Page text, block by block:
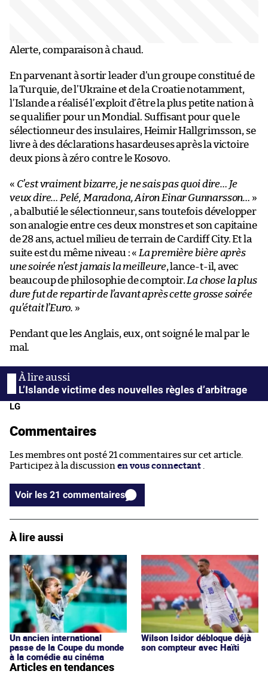
Alerte, comparaison à chaud.
En parvenant à sortir leader d’un groupe constitué de
la Turquie, de l’Ukraine et de la Croatie notamment,
l’Islande a réalisé l’exploit d’être la plus petite nation à
se qualifier pour un Mondial. Suffisant pour que le
sélectionneur des insulaires, Heimir Hallgrimsson, se
livre à des déclarations hasardeuses après la victoire
deux pions à zéro contre le Kosovo.
« C’est vraiment bizarre, je ne sais pas quoi dire… Je
veux dire… Pelé, Maradona, Airon Einar Gunnarsson… »
, a balbutié le sélectionneur, sans toutefois développer
son analogie entre ces deux monstres et son capitaine
de 28 ans, actuel milieu de terrain de Cardiff City. Et la
suite est du même niveau : « La première bière après
une soirée n’est jamais la meilleure, lance-t-il, avec
beaucoup de philosophie de comptoir. La chose la plus
dure fut de repartir de l’avant après cette grosse soirée
qu’était l’Euro. »
Pendant que les Anglais, eux, ont soigné le mal par le
mal.
L’Islande victime des nouvelles règles d’arbitrage
LG
Commentaires
Les membres ont posté 21 commentaires sur cet article.
Participez à la discussion en vous connectant
Voir les 21 commentaires
À lire aussi
Un ancien international
passe de la Coupe du monde
à la comédie au cinéma
Wilson Isidor débloque déjà
son compteur avec Haïti
Articles en tendances